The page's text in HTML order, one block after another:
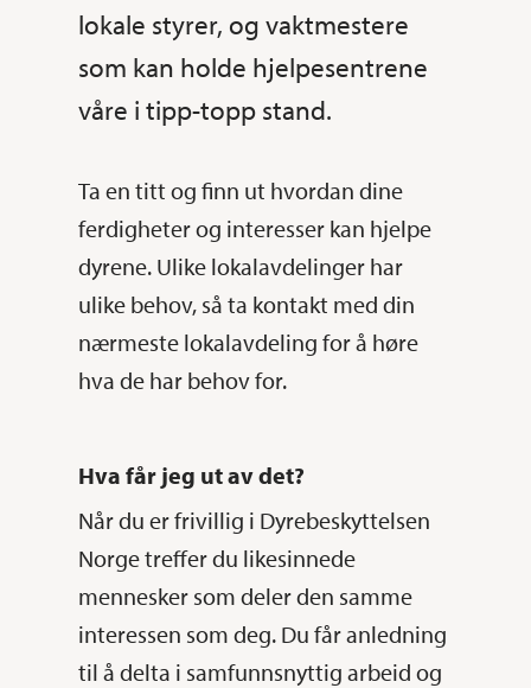
lokale styrer, og vaktmestere
som kan holde hjelpesentrene
våre i tipp-topp stand.
Ta en titt og finn ut hvordan dine
ferdigheter og interesser kan hjelpe
dyrene. Ulike lokalavdelinger har
ulike behov, så ta kontakt med din
nærmeste lokalavdeling for å høre
hva de har behov for.
Hva får jeg ut av det?
Når du er frivillig i Dyrebeskyttelsen
Norge treffer du likesinnede
mennesker som deler den samme
interessen som deg. Du får anledning
til å delta i samfunnsnyttig arbeid og